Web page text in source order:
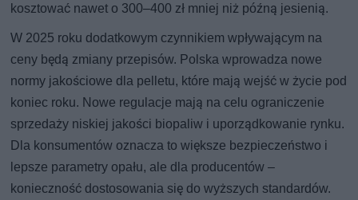
kosztować nawet o 300–400 zł mniej niż późną jesienią.
W 2025 roku dodatkowym czynnikiem wpływającym na
ceny będą zmiany przepisów. Polska wprowadza nowe
normy jakościowe dla pelletu, które mają wejść w życie pod
koniec roku. Nowe regulacje mają na celu ograniczenie
sprzedaży niskiej jakości biopaliw i uporządkowanie rynku.
Dla konsumentów oznacza to większe bezpieczeństwo i
lepsze parametry opału, ale dla producentów –
konieczność dostosowania się do wyższych standardów.